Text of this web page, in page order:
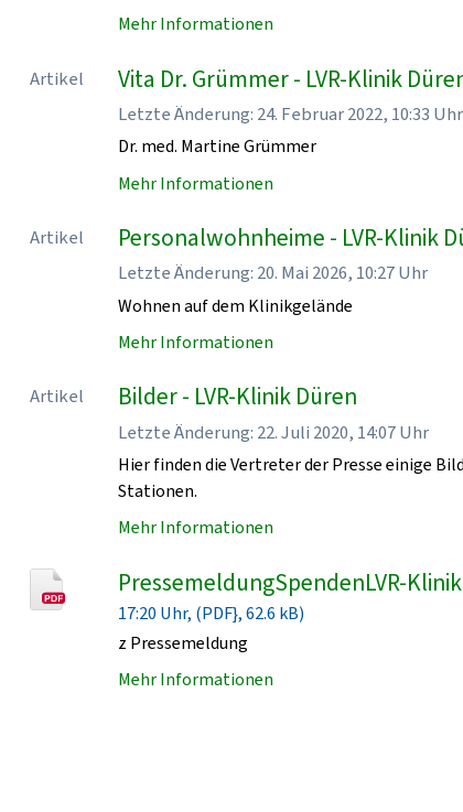
Mehr Informationen
Artikel Vita Dr. Grümmer - LVR-Klinik
Letzte Änderung: 24. Februar 2022, 10:33 Uhr
Dr. med. Martine Grümmer
Mehr Informationen
Artikel Personalwohnheime - LVR-Klinik
Letzte Änderung: 20. Mai 2026, 10:27 Uhr
Wohnen auf dem Klinikgelände
Mehr Informationen
Artikel Bilder - LVR-Klinik Düren
Letzte Änderung: 22. Juli 2020, 14:07 Uhr
Hier finden die Vertreter der Presse einige
Stationen.
Mehr Informationen
PressemeldungSpendenLVR-
17:20 Uhr, (PDF}, 62.6 kB)
z Pressemeldung
Mehr Informationen